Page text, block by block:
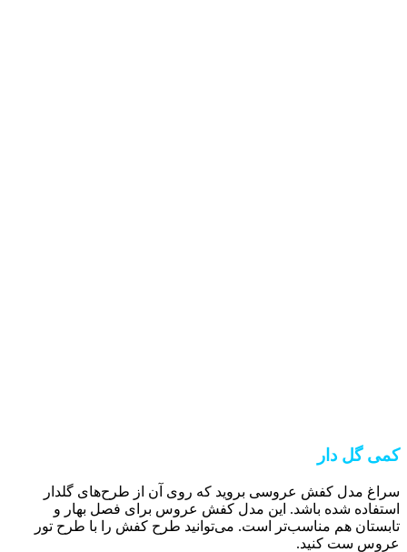
کمی گل دار
سراغ مدل کفش عروسی بروید که روی آن از طرح‌های گلدار
استفاده شده باشد. این مدل کفش عروس برای فصل بهار و
تابستان هم مناسب‌تر است. می‌توانید طرح کفش را با طرح تور
عروس ست کنید.